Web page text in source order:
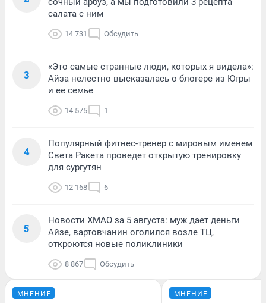
салата с ним
14 731 Обсудить
3
«Это самые странные люди, которых я видела»:
Айза нелестно высказалась о блогере из Югры
и ее семье
14 575 1
4
Популярный фитнес-тренер с мировым именем
Света Ракета проведет открытую тренировку
для сургутян
12 168 6
5
Новости ХМАО за 5 августа: муж дает деньги
Айзе, вартовчанин оголился возле ТЦ,
откроются новые поликлиники
8 867 Обсудить
МНЕНИЕ МНЕНИЕ